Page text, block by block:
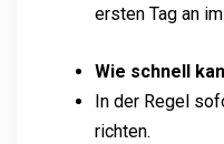
ersten Tag an
Wie schnell
In der Regel
richten.